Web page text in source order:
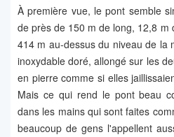
À première vue, le pont semble
de près de 150 m de long, 12,8 m
414 m au-dessus du niveau de la
inoxydable doré, allongé sur les
en pierre comme si elles
Mais ce qui rend le pont beau
dans les mains qui sont faites
beaucoup de gens l'appellent